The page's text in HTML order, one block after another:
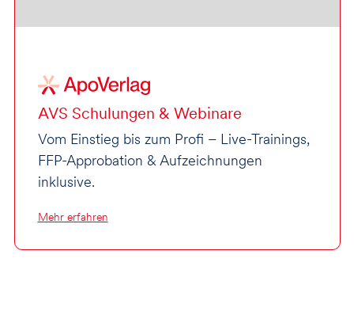
AVS Schulungen & Webinare
Vom Einstieg bis zum Profi – Live-Trainings,
FFP-Approbation & Aufzeichnungen
inklusive.
Mehr erfahren